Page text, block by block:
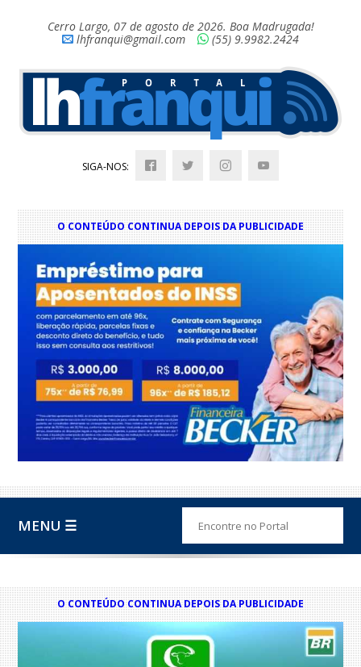
Cerro Largo, 07 de agosto de 2026. Boa Madrugada!
lhfranqui@gmail.com
(55) 9.9982.2424
SIGA-NOS:
O CONTEÚDO CONTINUA DEPOIS DA PUBLICIDADE
MENU ☰
O CONTEÚDO CONTINUA DEPOIS DA PUBLICIDADE